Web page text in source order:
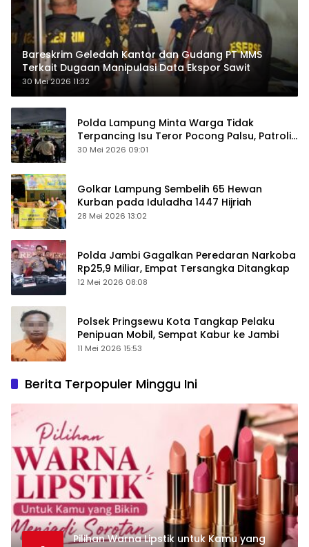
Bareskrim Geledah Kantor dan Gudang PT MMS
Terkait Dugaan Manipulasi Data Ekspor Sawit
30 Mei 2026 11:32
Polda Lampung Minta Warga Tidak
Terpancing Isu Teror Pocong Palsu, Patroli
Keamanan Ditingkatkan
30 Mei 2026 09:01
Golkar Lampung Sembelih 65 Hewan
Kurban pada Iduladha 1447 Hijriah
28 Mei 2026 13:02
Polda Jambi Gagalkan Peredaran Narkoba
Rp25,9 Miliar, Empat Tersangka Ditangkap
12 Mei 2026 08:08
Polsek Pringsewu Kota Tangkap Pelaku
Penipuan Mobil, Sempat Kabur ke Jambi
11 Mei 2026 15:53
Berita Terpopuler Minggu Ini
Pilihan Warna Lipstik untuk Kamu yang